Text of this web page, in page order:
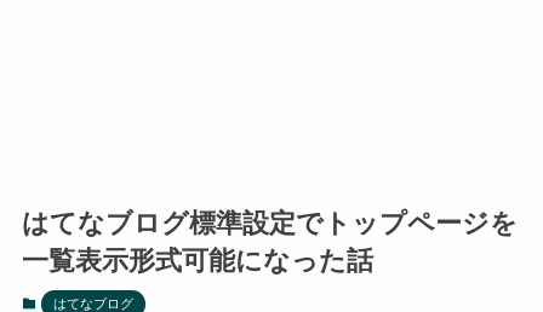
はてなブログ標準設定でトップページを
一覧表示形式可能になった話
はてなブログ